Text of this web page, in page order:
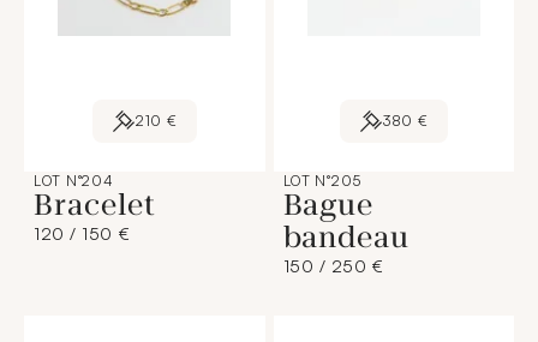
210 €
LOT N°204
Bracelet
120 / 150 €
380 €
LOT N°205
Bague
bandeau
150 / 250 €